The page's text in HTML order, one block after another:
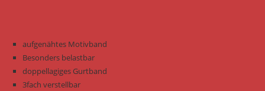
aufgenähtes Motivband
Besonders belastbar
doppellagiges Gurtband
3fach verstellbar